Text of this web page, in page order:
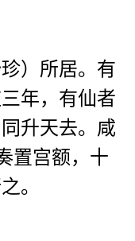
）所居。有
年，有仙者
升天去。咸
置宫额，十
。